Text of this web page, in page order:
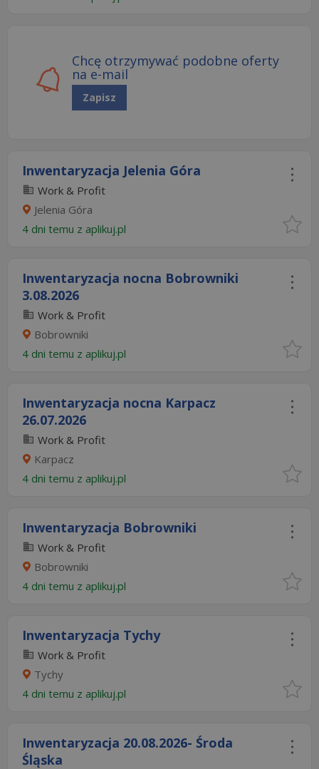
Chcę otrzymywać podobne oferty
na e-mail
Zapisz
Inwentaryzacja Jelenia Góra
Work & Profit
Jelenia Góra
4 dni temu z aplikuj.pl
Inwentaryzacja nocna Bobrowniki
3.08.2026​​
Work & Profit
Bobrowniki
4 dni temu z aplikuj.pl
Inwentaryzacja nocna Karpacz
26.07.2026​
Work & Profit
Karpacz
4 dni temu z aplikuj.pl
Inwentaryzacja Bobrowniki
Work & Profit
Bobrowniki
4 dni temu z aplikuj.pl
Inwentaryzacja Tychy
Work & Profit
Tychy
4 dni temu z aplikuj.pl
Inwentaryzacja 20.08.2026- Środa
Śląska